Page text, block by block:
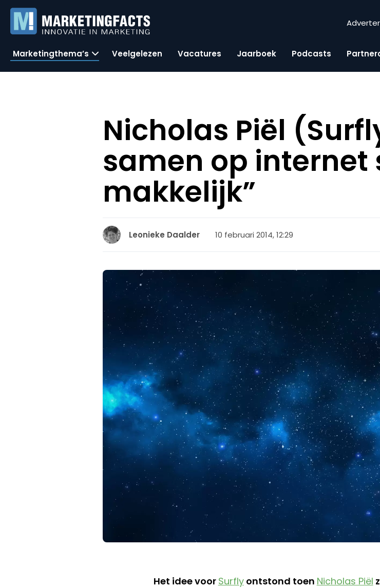
Marketingthema’s Veelgelezen Vacatures Jaarboek Podcasts
Nicholas Piël
samen op internet
makkelijk”
Leonieke Daalder 10 februari 2014, 12:29
Het idee voor Surflyontstond toen Nicholas Piël